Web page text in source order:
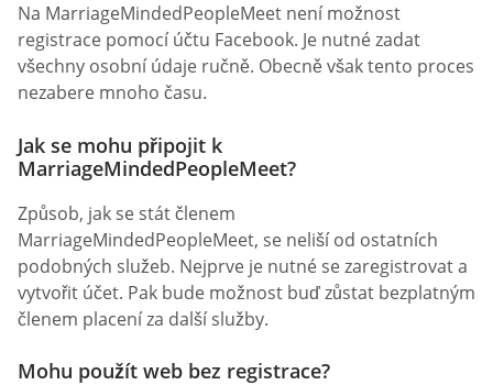
Na MarriageMindedPeopleMeet není možnost
registrace pomocí účtu Facebook. Je nutné zadat
všechny osobní údaje ručně. Obecně však tento proces
nezabere mnoho času.
Jak se mohu připojit k
MarriageMindedPeopleMeet?
Způsob, jak se stát členem
MarriageMindedPeopleMeet, se neliší od ostatních
podobných služeb. Nejprve je nutné se zaregistrovat a
vytvořit účet. Pak bude možnost buď zůstat bezplatným
členem placení za další služby.
Mohu použít web bez registrace?